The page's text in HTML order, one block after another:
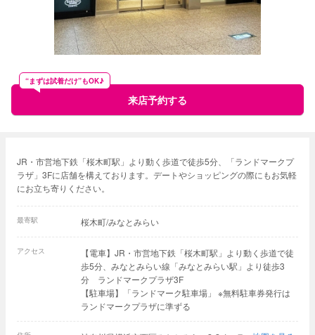
来店予約する
“まずは試着だけ”もOK♪
JR・市営地下鉄「桜木町駅」より動く歩道で徒歩5分、「ランドマークプ
ラザ」3Fに店舗を構えております。デートやショッピングの際にもお気軽
にお立ち寄りください。
最寄駅 桜木町/みなとみらい
アクセス
【電車】JR・市営地下鉄「桜木町駅」より動く歩道で徒
歩5分、みなとみらい線「みなとみらい駅」より徒歩3
分 ランドマークプラザ3F
【駐車場】「ランドマーク駐車場」 ※無料駐車券発行は
ランドマークプラザに準ずる